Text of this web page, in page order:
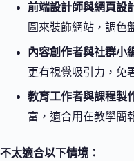
前端設計師與網頁設
圖來裝飾網站，調色
內容創作者與社群小
更有視覺吸引力，免
教育工作者與課程製
富，適合用在教學簡
不太適合以下情境：